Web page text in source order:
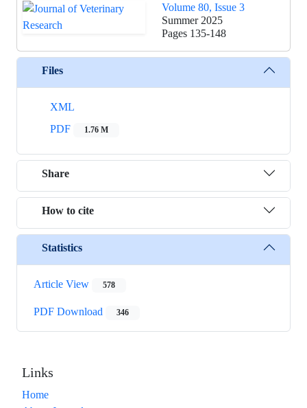
Volume 80, Issue 3
Summer 2025
Pages 135-148
Files
XML
PDF
1.76 M
Share
How to cite
Statistics
Article View 578
PDF Download 346
Links
Home